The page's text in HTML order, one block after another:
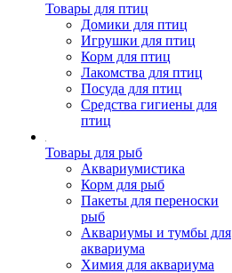
Товары для птиц
Домики для птиц
Игрушки для птиц
Корм для птиц
Лакомства для птиц
Посуда для птиц
Средства гигиены для
птиц
Товары для рыб
Аквариумистика
Корм для рыб
Пакеты для переноски
рыб
Аквариумы и тумбы для
аквариума
Химия для аквариума